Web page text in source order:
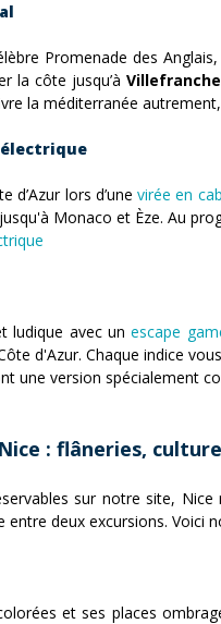
Promenade des
la côte jusqu’à
la méditerranée
d’Azur lors d’une virée en
Monaco et Èze. Au
ludique avec un escape
d'Azur. Chaque indice
une version spécialement
: flâneries,
sur notre site,
entre deux excursions.
et ses places